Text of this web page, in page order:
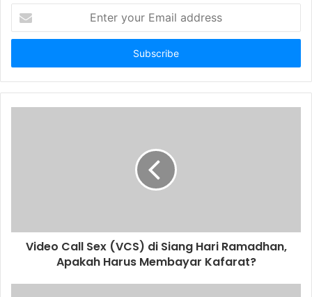
t
r
y
Video Call Sex (VCS) di Siang Hari Ramadhan,
Apakah Harus Membayar Kafarat?